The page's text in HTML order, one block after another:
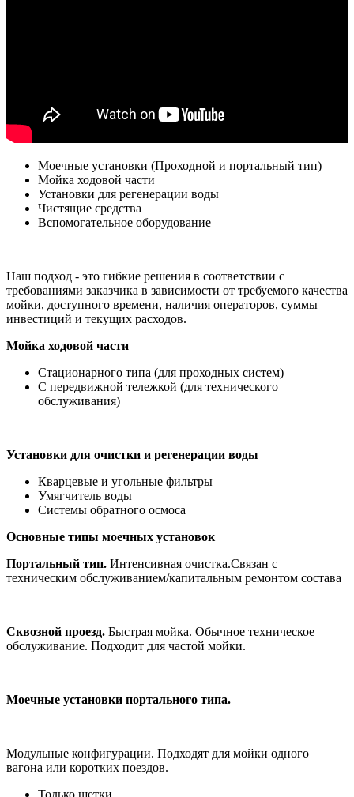
Моечные установки (Проходной и портальный тип)
Мойка ходовой части
Установки для регенерации воды
Чистящие средства
Вспомогательное оборудование
Наш подход - это гибкие решения в соответствии с
требованиями заказчика в зависимости от требуемого качества
мойки, доступного времени, наличия операторов, суммы
инвестиций и текущих расходов.
Мойка ходовой части
Стационарного типа (для проходных систем)
С передвижной тележкой (для технического
обслуживания)
Установки для очистки и регенерации воды
Кварцевые и угольные фильтры
Умягчитель воды
Системы обратного осмоса
Основные типы моечных установок
Портальный тип. Интенсивная очистка.Связан с
техническим обслуживанием/капитальным ремонтом состава
Сквозной проезд. Быстрая мойка. Обычное техническое
обслуживание. Подходит для частой мойки.
Моечные установки портального типа.
Модульные конфигурации. Подходят для мойки одного
вагона или коротких поездов.
Только щетки